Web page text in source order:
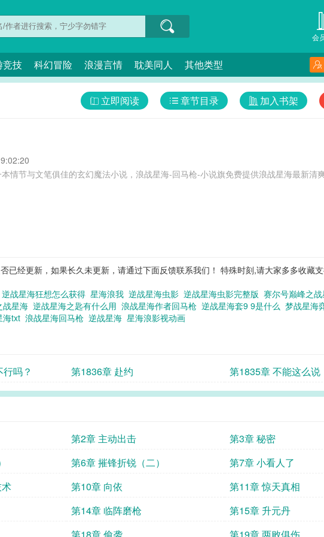
会
竞技 科幻冒险 浪漫言情 耽美同人 其他类型
加入书架
章节目录
立即阅读
情节与文笔俱佳的玄幻魔法小说，浪战星海-回马枪-小说旗免费提供浪战星海最新清
已经更新，如果长久未更新，请通过下面反馈联系我们！ 特殊时刻,请大家多多收藏支
逆战星海狂想怎么获得 星海浪我 逆战星海虫影 逆战星海虫影完整版 赛尔号巅峰之
战星海 逆战星海之匙有什么用 浪战星海作者回马枪 逆战星海套9 9是什么 梦战星海
海txt 浪战星海回马枪 逆战星海 星海浪影视动画
吗？ 第1836章 赴约 第1835章 不能这么说
第2章 主动出击
第3章 秘密
第6章 摧锋折锐（二）
第7章 小看人了
第10章 向依
第11章 惊天真相
第14章 临阵磨枪
第15章 升元丹